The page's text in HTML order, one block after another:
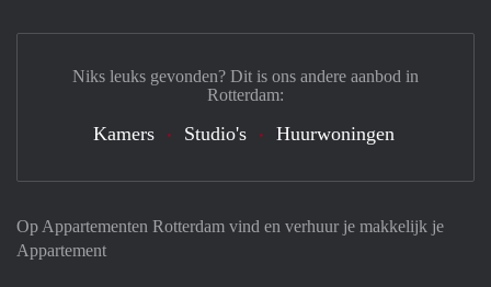
Op Appartementen Rotterdam vind en verhuur je makkelijk je
Appartement
Niks leuks gevonden? Dit is ons andere aanbod in
Rotterdam:
Kamers Studio's Huurwoningen